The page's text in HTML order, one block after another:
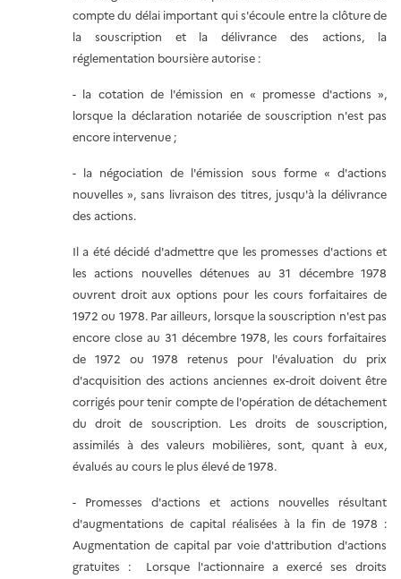
compte du délai important qui s'écoule entre la clôture de
la souscription et la délivrance des actions, la
réglementation boursière autorise :
- la cotation de l'émission en « promesse d'actions »,
lorsque la déclaration notariée de souscription n'est pas
encore intervenue ;
- la négociation de l'émission sous forme « d'actions
nouvelles », sans livraison des titres, jusqu'à la délivrance
des actions.
Il a été décidé d'admettre que les promesses d'actions et
les actions nouvelles détenues au 31 décembre 1978
ouvrent droit aux options pour les cours forfaitaires de
1972 ou 1978. Par ailleurs, lorsque la souscription n'est pas
encore close au 31 décembre 1978, les cours forfaitaires
de 1972 ou 1978 retenus pour l'évaluation du prix
d'acquisition des actions anciennes ex-droit doivent être
corrigés pour tenir compte de l'opération de détachement
du droit de souscription. Les droits de souscription,
assimilés à des valeurs mobilières, sont, quant à eux,
évalués au cours le plus élevé de 1978.
- Promesses d'actions et actions nouvelles résultant
d'augmentations de capital réalisées à la fin de 1978 :
Augmentation de capital par voie d'attribution d'actions
gratuites : Lorsque l'actionnaire a exercé ses droits